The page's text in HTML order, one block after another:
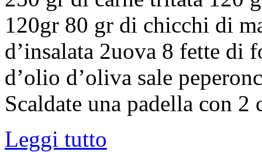
120gr 80 gr di chicchi di
d’insalata 2uova 8 fette di
d’olio d’oliva sale
Scaldate una padella con
Leggi tutto